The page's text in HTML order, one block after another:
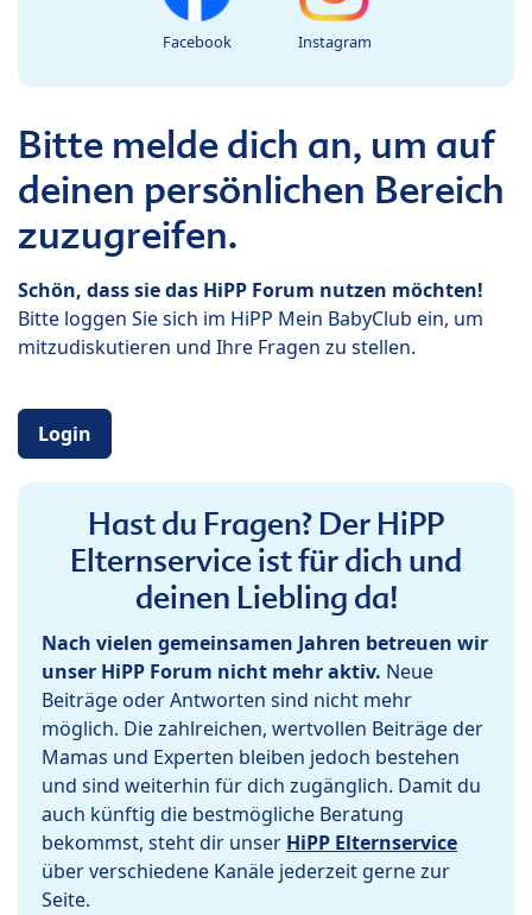
Facebook Instagram
Bitte melde dich an, um auf
deinen persönlichen Bereich
zuzugreifen.
Schön, dass sie das HiPP Forum nutzen möchten!
Bitte loggen Sie sich im HiPP Mein BabyClub ein, um
mitzudiskutieren und Ihre Fragen zu stellen.
Login
Hast du Fragen? Der HiPP
Elternservice ist für dich und
deinen Liebling da!
Nach vielen gemeinsamen Jahren betreuen wir
unser HiPP Forum nicht mehr aktiv. Neue
Beiträge oder Antworten sind nicht mehr
möglich. Die zahlreichen, wertvollen Beiträge der
Mamas und Experten bleiben jedoch bestehen
und sind weiterhin für dich zugänglich. Damit du
auch künftig die bestmögliche Beratung
bekommst, steht dir unser HiPP Elternservice
über verschiedene Kanäle jederzeit gerne zur
Seite.